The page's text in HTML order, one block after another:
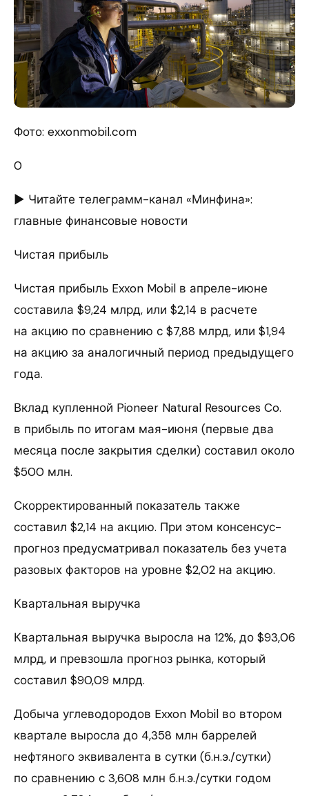
Фото: exxonmobil.com
0
► Читайте телеграмм-канал «Минфина»:
главные финансовые новости
Чистая прибыль
Чистая прибыль Exxon Mobil в апреле-июне
составила $9,24 млрд, или $2,14 в расчете
на акцию по сравнению с $7,88 млрд, или $1,94
на акцию за аналогичный период предыдущего
года.
Вклад купленной Pioneer Natural Resources Co.
в прибыль по итогам мая-июня (первые два
месяца после закрытия сделки) составил около
$500 млн.
Скорректированный показатель также
составил $2,14 на акцию. При этом консенсус-
прогноз предусматривал показатель без учета
разовых факторов на уровне $2,02 на акцию.
Квартальная выручка
Квартальная выручка выросла на 12%, до $93,06
млрд, и превзошла прогноз рынка, который
составил $90,09 млрд.
Добыча углеводородов Exxon Mobil во втором
квартале выросла до 4,358 млн баррелей
нефтяного эквивалента в сутки (б.н.э./сутки)
по сравнению с 3,608 млн б.н.э./сутки годом